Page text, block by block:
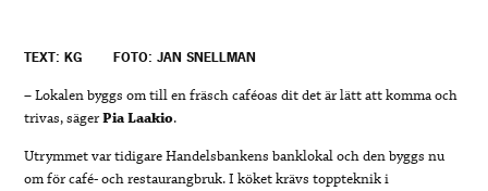
TEXT: KG FOTO: JAN SNELLMAN
– Lokalen byggs om till en fräsch caféoas dit det är lätt att komma och
trivas, sägerPia Laakio.
Utrymmet var tidigare Handelsbankens banklokal och den byggs nu
om för café- och restaurangbruk. I köket krävs toppteknik i